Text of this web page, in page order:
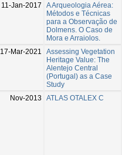
11-Jan-2017
A Arqueologia Aérea:
Métodos e Técnicas
para a Observação de
Dolmens. O Caso de
Mora e Arraiolos.
17-Mar-2021
Assessing Vegetation
Heritage Value: The
Alentejo Central
(Portugal) as a Case
Study
Nov-2013
ATLAS OTALEX C